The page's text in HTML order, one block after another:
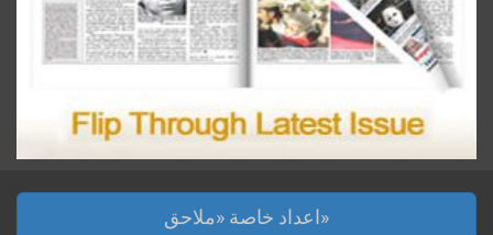
اعداد خاصة «ملاحق»